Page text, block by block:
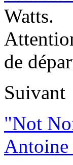
Watts.
de
Suivant
"Not
Antoine